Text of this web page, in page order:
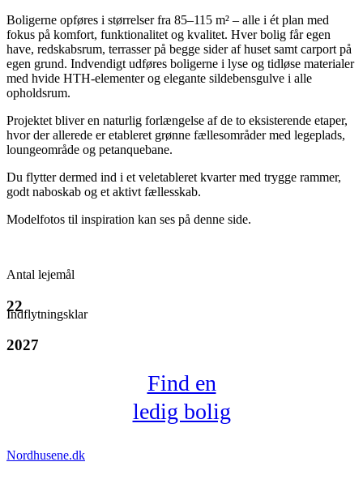
Boligerne opføres i størrelser fra 85–115 m² – alle i ét plan med
fokus på komfort, funktionalitet og kvalitet. Hver bolig får egen
have, redskabsrum, terrasser på begge sider af huset samt carport på
egen grund. Indvendigt udføres boligerne i lyse og tidløse materialer
med hvide HTH-elementer og elegante sildebensgulve i alle
opholdsrum.
Projektet bliver en naturlig forlængelse af de to eksisterende etaper,
hvor der allerede er etableret grønne fællesområder med legeplads,
loungeområde og petanquebane.
Du flytter dermed ind i et veletableret kvarter med trygge rammer,
godt naboskab og et aktivt fællesskab.
Modelfotos til inspiration kan ses på denne side.
Antal lejemål
22
Indflytningsklar
2027
Find en
ledig bolig
Nordhusene.dk